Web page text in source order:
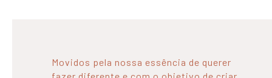
Movidos pela nossa essência de querer